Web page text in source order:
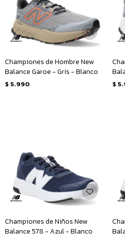
Championes de Hombre New
Balance Garoe - Gris - Blanco
$ 5.990 $
Championes de Niños New
Balance 578 - Azul - Blanco